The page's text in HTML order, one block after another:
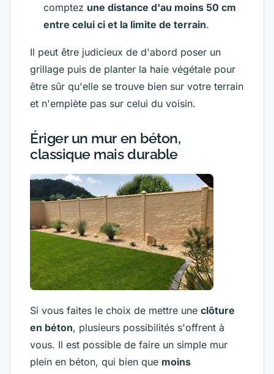
comptez une distance d'au moins 50 cm
entre celui ci et la limite de terrain.
Il peut être judicieux de d'abord poser un
grillage puis de planter la haie végétale pour
être sûr qu'elle se trouve bien sur votre terrain
et n'empiète pas sur celui du voisin.
Ériger un mur en béton,
classique mais durable
Si vous faites le choix de mettre une clôture
en béton, plusieurs possibilités s'offrent à
vous. Il est possible de faire un simple mur
plein en béton, qui bien que moins